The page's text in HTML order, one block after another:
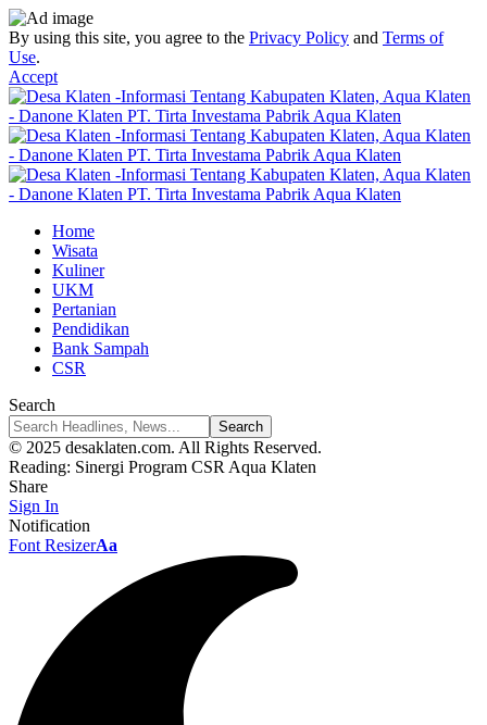
By using this site, you agree to the Privacy Policy and Terms of
Use.
Accept
Home
Wisata
Kuliner
UKM
Pertanian
Pendidikan
Bank Sampah
CSR
Search
© 2025 desaklaten.com. All Rights Reserved.
Reading: Sinergi Program CSR Aqua Klaten
Share
Sign In
Notification
Font ResizerAa